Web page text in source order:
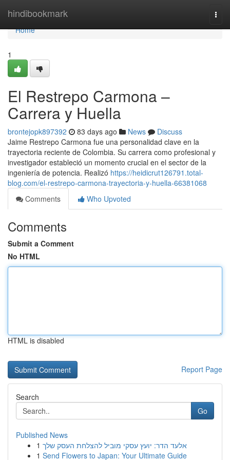
hindibookmark
Home
Home
1
El Restrepo Carmona –
Carrera y Huella
brontejopk897392 83 days ago News
Discuss
Jaime Restrepo Carmona fue una personalidad clave en la
trayectoria reciente de Colombia. Su carrera como profesional y
investigador estableció un momento crucial en el sector de la
ingeniería de potencia. Realizó https://heidicrut126791.total-
blog.com/el-restrepo-carmona-trayectoria-y-huella-66381068
Comments
Who Upvoted
Comments
Submit a Comment
No HTML
HTML is disabled
Report Page
Search
Go
Published News
1 אלעד הדר: יועץ עסקי מוביל להצלחת העסק שלך
1 Send Flowers to Japan: Your Ultimate Guide